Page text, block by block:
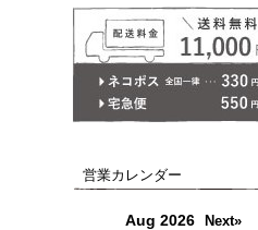
営業カレンダー
Aug 2026 Next»